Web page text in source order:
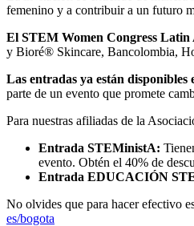
femenino y a contribuir a un futuro
El STEM Women Congress Latin
y Bioré® Skincare, Bancolombia,
Las entradas ya están disponibles
parte de un evento que promete
Para nuestras afiliadas de la
Entrada STEMinistA:
evento. Obtén el 40% de
Entrada EDUCACIÓN
No olvides que para hacer efectivo
es/bogota